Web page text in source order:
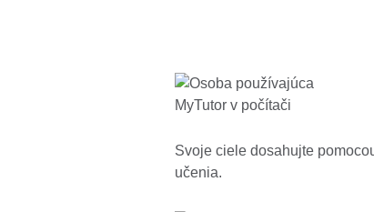
Svoje ciele dosahujte
učenia.